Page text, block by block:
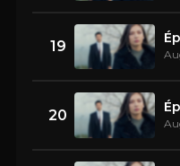
19
20